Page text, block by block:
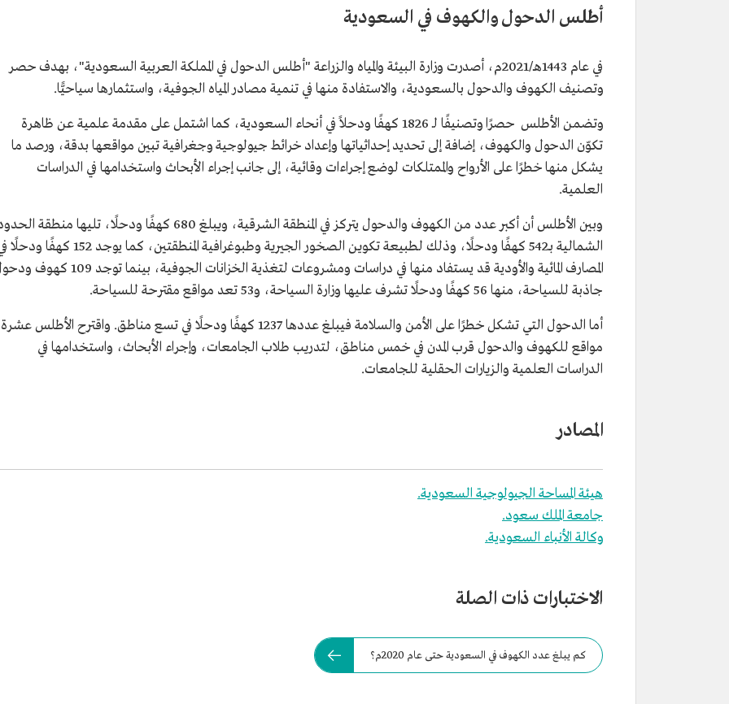
أطلس الدحول والكهوف في السعودية
في عام 1443هـ/2021م، أصدرت وزارة البيئة والمياه والزراعة "أطلس الدحول في المملكة العربية السعودية"، بهدف حصر
وتصنيف الكهوف والدحول بالسعودية، والاستفادة منها في تنمية مصادر المياه الجوفية، واستثمارها سياحيًّا.
وتضمن الأطلس حصرًا وتصنيفًا لـ 1826 كهفًا ودحلاً في أنحاء السعودية، كما اشتمل على مقدمة علمية عن ظاهرة
تكوّن الدحول والكهوف، إضافة إلى تحديد إحداثياتها وإعداد خرائط جيولوجية وجغرافية تبين مواقعها بدقة، ورصد ما
يشكل منها خطرًا على الأرواح والممتلكات لوضع إجراءات وقائية، إلى جانب إجراء الأبحاث واستخدامها في الدراسات
العلمية.
وبين الأطلس أن أكبر عدد من الكهوف والدحول يتركز في المنطقة الشرقية، ويبلغ 680 كهفًا ودحلًا، تليها منطقة
الشمالية بـ542 كهفًا ودحلًا، وذلك لطبيعة تكوين الصخور الجيرية وطبوغرافية المنطقتين، كما يوجد 152
المصارف المائية والأودية قد يستفاد منها في دراسات ومشروعات لتغذية الخزانات الجوفية، بينما توجد
جاذبة للسياحة، منها 56 كهفًا ودحلًا تشرف عليها وزارة السياحة، و53 تعد مواقع مقترحة للسياحة.
أما الدحول التي تشكل خطرًا على الأمن والسلامة فيبلغ عددها 1237 كهفًا ودحلًا في تسع مناطق. واقترح الأطلس عشرة
مواقع للكهوف والدحول قرب المدن في خمس مناطق، لتدريب طلاب الجامعات، وإجراء الأبحاث، واستخدامها في
الدراسات العلمية والزيارات الحقلية للجامعات.
المصادر
هيئة المساحة الجيولوجية السعودية.
جامعة الملك سعود.
وكالة الأنباء السعودية.
الاختبارات ذات الصلة
كم يبلغ عدد الكهوف في السعودية حتى عام 2020م؟